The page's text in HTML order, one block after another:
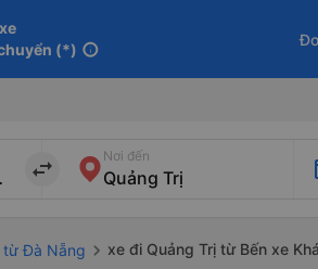
(*) info
import_export
Nơi đến
từ Đà Nẵng xe đi Quảng Trị từ Bến xe